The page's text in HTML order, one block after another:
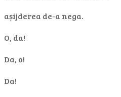
așijderea de-a nega.
O, da!
Da, o!
Da!